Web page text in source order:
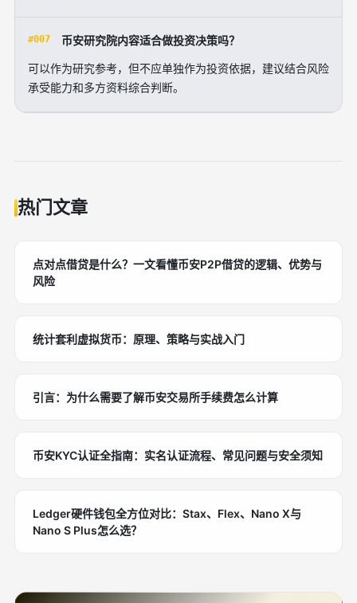
#007 币安研究院内容适合做投资决策吗？
可以作为研究参考，但不应单独作为投资依据，建议结合风险
承受能力和多方资料综合判断。
热门文章
点对点借贷是什么？一文看懂币安P2P借贷的逻辑、优势与
风险
统计套利虚拟货币：原理、策略与实战入门
引言：为什么需要了解币安交易所手续费怎么计算
币安KYC认证全指南：实名认证流程、常见问题与安全须知
Ledger硬件钱包全方位对比：Stax、Flex、Nano X与
Nano S Plus怎么选？